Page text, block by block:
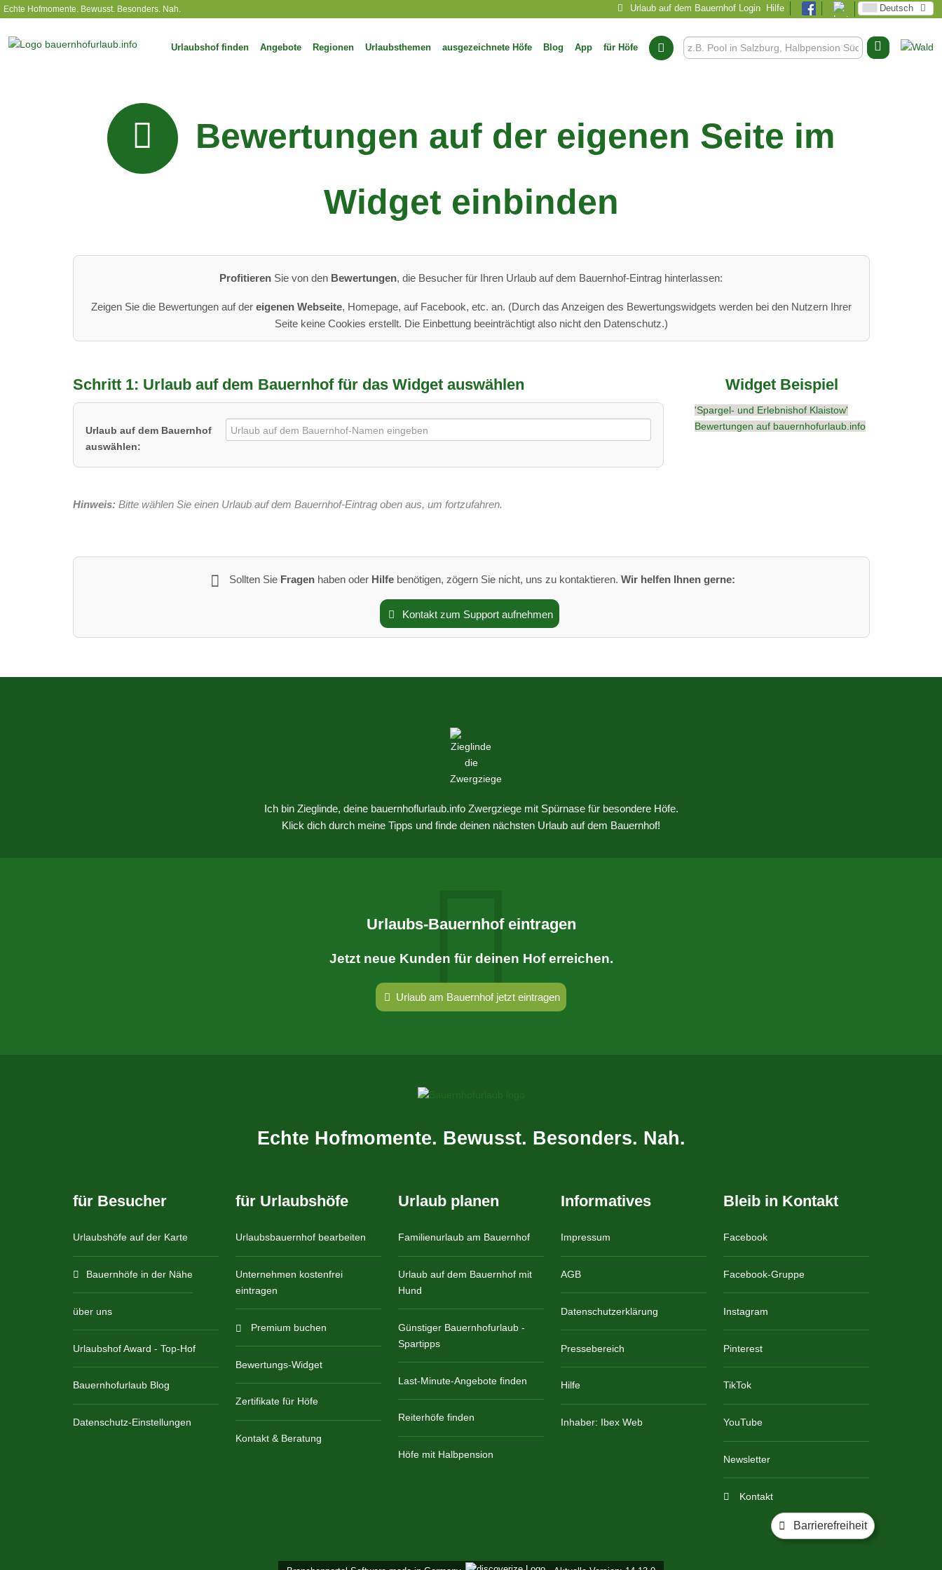
Echte Hofmomente. Bewusst. Besonders. Nah.
Barrierefreiheit
Urlaub auf dem Bauernhof Login Hilfe Deutsch
Urlaubshof finden Angebote Regionen Urlaubsthemen ausgezeichnete Höfe Blog App für Höfe
Bewertungen auf der eigenen Seite im
Widget einbinden
Profitieren Sie von den Bewertungen, die Besucher für Ihren Urlaub auf dem Bauernhof-Eintrag hinterlassen:
Zeigen Sie die Bewertungen auf der eigenen Webseite, Homepage, auf Facebook, etc. an. (Durch das Anzeigen des Bewertungswidgets werden bei den Nutzern Ihrer
Seite keine Cookies erstellt. Die Einbettung beeinträchtigt also nicht den Datenschutz.)
Schritt 1: Urlaub auf dem Bauernhof für das Widget auswählen
Urlaub auf dem Bauernhof
auswählen:
Hinweis: Bitte wählen Sie einen Urlaub auf dem Bauernhof-Eintrag oben aus, um fortzufahren.
Widget Beispiel
'Spargel- und Erlebnishof Klaistow'
Bewertungen auf bauernhofurlaub.info
Sollten Sie Fragenhaben oder Hilfebenötigen, zögern Sie nicht, uns zu kontaktieren. Wir helfen Ihnen gerne:
Kontakt zum Support aufnehmen
Ich bin Zieglinde, deine bauernhoflurlaub.info Zwergziege mit Spürnase für besondere Höfe.
Klick dich durch meine Tipps und finde deinen nächsten Urlaub auf dem Bauernhof!
Urlaubs-Bauernhof eintragen
Jetzt neue Kunden für deinen Hof erreichen.
Urlaub am Bauernhof jetzt eintragen
Echte Hofmomente. Bewusst. Besonders. Nah.
für Besucher
Urlaubshöfe auf der Karte
Bauernhöfe in der Nähe
über uns
Urlaubshof Award - Top-Hof
Bauernhofurlaub Blog
Datenschutz-Einstellungen
für Urlaubshöfe
Urlaubsbauernhof bearbeiten
Unternehmen kostenfrei
eintragen
Premium buchen
Bewertungs-Widget
Zertifikate für Höfe
Kontakt & Beratung
Urlaub planen
Familienurlaub am Bauernhof
Urlaub auf dem Bauernhof mit
Hund
Günstiger Bauernhofurlaub -
Spartipps
Last-Minute-Angebote finden
Reiterhöfe finden
Höfe mit Halbpension
Informatives
Impressum
AGB
Datenschutzerklärung
Pressebereich
Hilfe
Inhaber: Ibex Web
Bleib in Kontakt
Facebook
Facebook-Gruppe
Instagram
Pinterest
TikTok
YouTube
Newsletter
Kontakt